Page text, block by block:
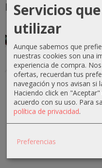
Productos
Agotado -5 %
D&D:
Pantalla del
DM - La
Tumba de...
14,24 €
Magia
43,99 €
54,99 €
Servicios
utilizar
Aunque sabemos que
nuestras cookies son una
experiencia de compra.
ofertas, recuerdan tus
navegación y nos avisan si
Haciendo click en
acuerdo con su uso. Para
política de privacidad.
Preferencias